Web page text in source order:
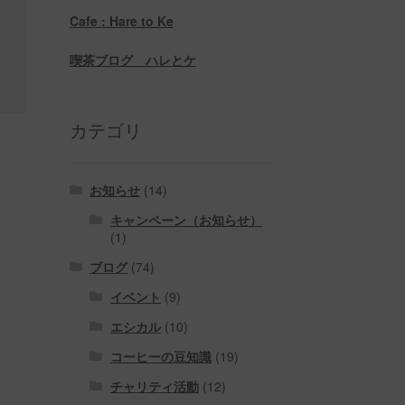
Cafe : Hare to Ke
喫茶ブログ ハレとケ
カテゴリ
お知らせ (14)
キャンペーン（お知らせ）
(1)
ブログ (74)
イベント (9)
エシカル(10)
コーヒーの豆知識(19)
チャリティ活動(12)